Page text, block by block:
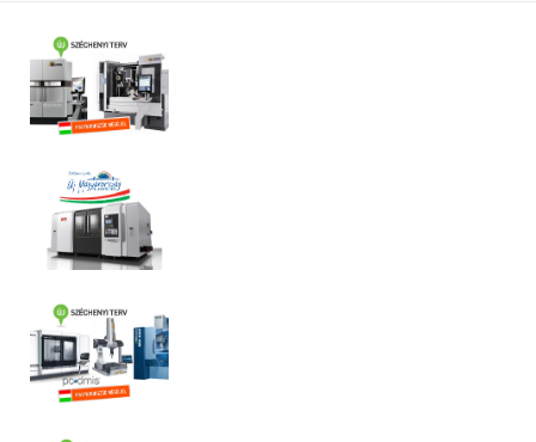
KMOP.1.2.1-
08/B
pályázat
KMOP.1.2.1-
011/B
pályázat
Technológia
fejlesztés
2012